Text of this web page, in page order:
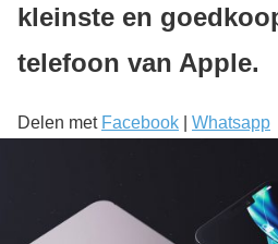
kleinste en
telefoon van Apple.
Delen met Facebook Whatsapp